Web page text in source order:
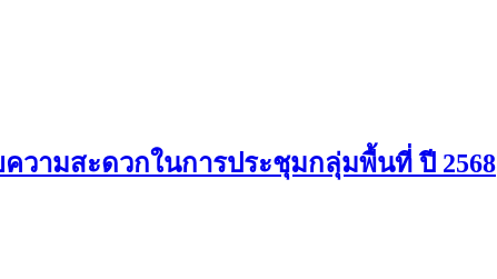
ามสะดวกในการประชุมกลุ่มพื้นที่ ปี 2568